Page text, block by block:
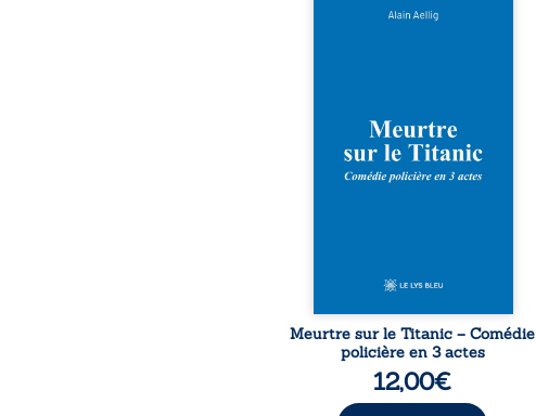
Et si le naufrage n’avait pas
les profondeurs de l’Atlantique.
Sept décennies plus tard, la
découverte de l’épave fait
resurgir un secret que l’on
Meurtre sur le Titanic – Comédie
policière en 3 actes
12,00€